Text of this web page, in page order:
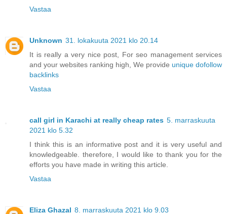
Vastaa
Unknown 31. lokakuuta 2021 klo 20.14
It is really a very nice post, For seo management services
and your websites ranking high, We provide unique dofollow
backlinks
Vastaa
call girl in Karachi at really cheap rates 5. marraskuuta
2021 klo 5.32
I think this is an informative post and it is very useful and
knowledgeable. therefore, I would like to thank you for the
efforts you have made in writing this article.
Vastaa
Eliza Ghazal 8. marraskuuta 2021 klo 9.03